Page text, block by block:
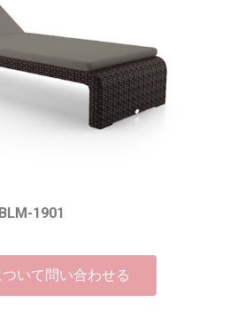
BLM-1901
いて問い合わせる